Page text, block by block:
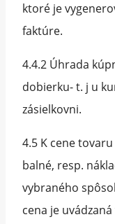
ktoré je
faktúre.
4.4.2 Úhrada
dobierku- t. j u
zásielkovni.
4.5 K cene
balné, resp.
vybraného
cena je